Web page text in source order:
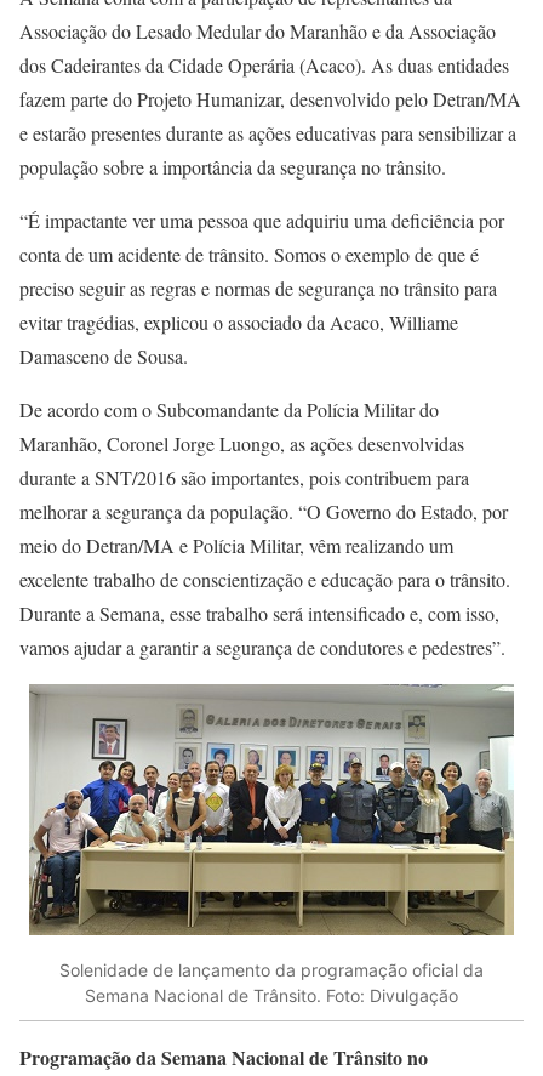
Associação do Lesado Medular do Maranhão e da Associação
dos Cadeirantes da Cidade Operária (Acaco). As duas entidades
fazem parte do Projeto Humanizar, desenvolvido pelo Detran/MA
e estarão presentes durante as ações educativas para sensibilizar a
população sobre a importância da segurança no trânsito.
“É impactante ver uma pessoa que adquiriu uma deficiência por
conta de um acidente de trânsito. Somos o exemplo de que é
preciso seguir as regras e normas de segurança no trânsito para
evitar tragédias, explicou o associado da Acaco, Williame
Damasceno de Sousa.
De acordo com o Subcomandante da Polícia Militar do
Maranhão, Coronel Jorge Luongo, as ações desenvolvidas
durante a SNT/2016 são importantes, pois contribuem para
melhorar a segurança da população. “O Governo do Estado, por
meio do Detran/MA e Polícia Militar, vêm realizando um
excelente trabalho de conscientização e educação para o trânsito.
Durante a Semana, esse trabalho será intensificado e, com isso,
vamos ajudar a garantir a segurança de condutores e pedestres”.
Solenidade de lançamento da programação oficial da
Semana Nacional de Trânsito. Foto: Divulgação
Programação da Semana Nacional de Trânsito no